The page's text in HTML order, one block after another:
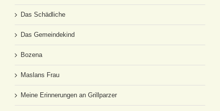
Das Schädliche
Das Gemeindekind
Bozena
Maslans Frau
Meine Erinnerungen an Grillparzer